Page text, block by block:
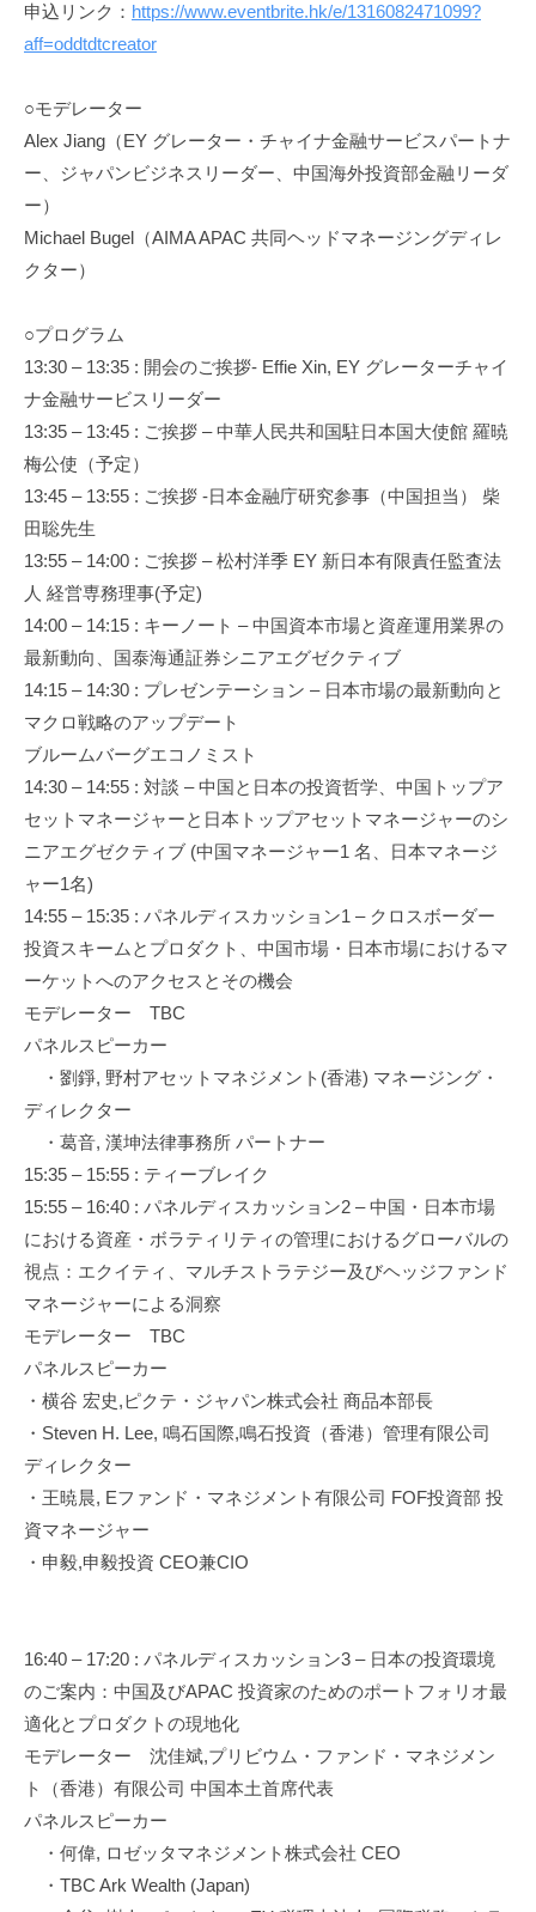
申込リンク： https://www.eventbrite.hk/e/1316082471099?
aff=oddtdtcreator
○モデレーター
Alex Jiang（EY グレーター・チャイナ金融サービスパートナ
ー、ジャパンビジネスリーダー、中国海外投資部金融リーダ
ー）
Michael Bugel（AIMA APAC 共同ヘッドマネージングディレ
クター）
○プログラム
13:30 – 13:35 : 開会のご挨拶- Effie Xin, EY グレーターチャイ
ナ金融サービスリーダー
13:35 – 13:45 : ご挨拶 – 中華人民共和国駐日本国大使館 羅暁
梅公使（予定）
13:45 – 13:55 : ご挨拶 -日本金融庁研究参事（中国担当） 柴
田聡先生
13:55 – 14:00 : ご挨拶 – 松村洋季 EY 新日本有限責任監査法
人 経営専務理事(予定)
14:00 – 14:15 : キーノート – 中国資本市場と資産運用業界の
最新動向、国泰海通証券シニアエグゼクティブ
14:15 – 14:30 : プレゼンテーション – 日本市場の最新動向と
マクロ戦略のアップデート
ブルームバーグエコノミスト
14:30 – 14:55 : 対談 – 中国と日本の投資哲学、中国トップア
セットマネージャーと日本トップアセットマネージャーのシ
ニアエグゼクティブ (中国マネージャー1 名、日本マネージ
ャー1名)
14:55 – 15:35 : パネルディスカッション1 – クロスボーダー
投資スキームとプロダクト、中国市場・日本市場におけるマ
ーケットへのアクセスとその機会
モデレーター TBC
パネルスピーカー
・劉錚, 野村アセットマネジメント(香港) マネージング・
ディレクター
・葛音, 漢坤法律事務所 パートナー
15:35 – 15:55 : ティーブレイク
15:55 – 16:40 : パネルディスカッション2 – 中国・日本市場
における資産・ボラティリティの管理におけるグローバルの
視点：エクイティ、マルチストラテジー及びヘッジファンド
マネージャーによる洞察
モデレーター TBC
パネルスピーカー
・横谷 宏史,ピクテ・ジャパン株式会社 商品本部長
・Steven H. Lee, 鳴石国際,鳴石投資（香港）管理有限公司
ディレクター
・王暁晨, Eファンド・マネジメント有限公司 FOF投資部 投
資マネージャー
・申毅,申毅投資 CEO兼CIO
16:40 – 17:20 : パネルディスカッション3 – 日本の投資環境
のご案内：中国及びAPAC 投資家のためのポートフォリオ最
適化とプロダクトの現地化
モデレーター 沈佳斌,プリビウム・ファンド・マネジメン
ト（香港）有限公司 中国本土首席代表
パネルスピーカー
・何偉, ロゼッタマネジメント株式会社 CEO
・TBC Ark Wealth (Japan)